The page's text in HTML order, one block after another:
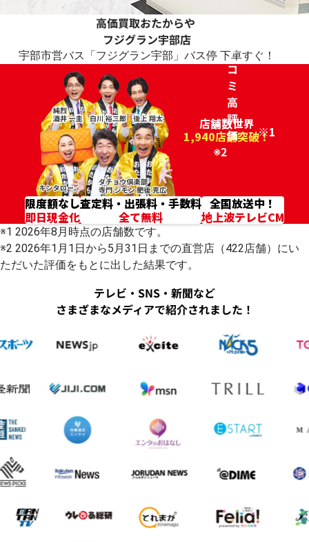
高価買取おたからや
フジグラン宇部店
宇部市営バス「フジグラン宇部」バス停 下車すぐ！
店舗数世界
1,940店舗突破！
※1
チ
コ
ミ
高
評
価
96.2%
※2
限度額なし
即日現金化
査定料・出張料・手数料
全て無料
全国放送中！
地上波テレビCM
※1 2026年8月時点の店舗数です。
※2 2026年1月1日から5月31日までの直営店（422店舗）にい
ただいた評価をもとに出した結果です。
テレビ・SNS・新聞など
さまざまなメディアで紹介されました！